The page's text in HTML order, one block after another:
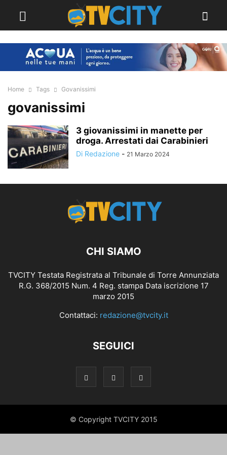
Home Tags Govanissimi
govanissimi
3 giovanissimi in manette per
droga. Arrestati dai Carabinieri
Di Redazione - 21 Marzo 2024
CHI SIAMO
TVCITY Testata Registrata al Tribunale di Torre Annunziata
R.G. 368/2015 Num. 4 Reg. stampa Data iscrizione 17
marzo 2015
Contattaci: redazione@tvcity.it
SEGUICI
© Copyright TVCITY 2015